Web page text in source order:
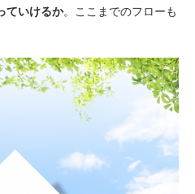
ていけるか。ここまでのフローも